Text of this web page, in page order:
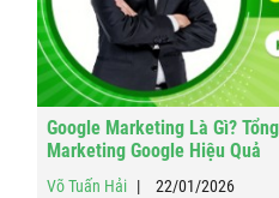
Google Marketing Là Gì?
Marketing Google Hiệu Quả
Võ Tuấn Hải 22/01/2026